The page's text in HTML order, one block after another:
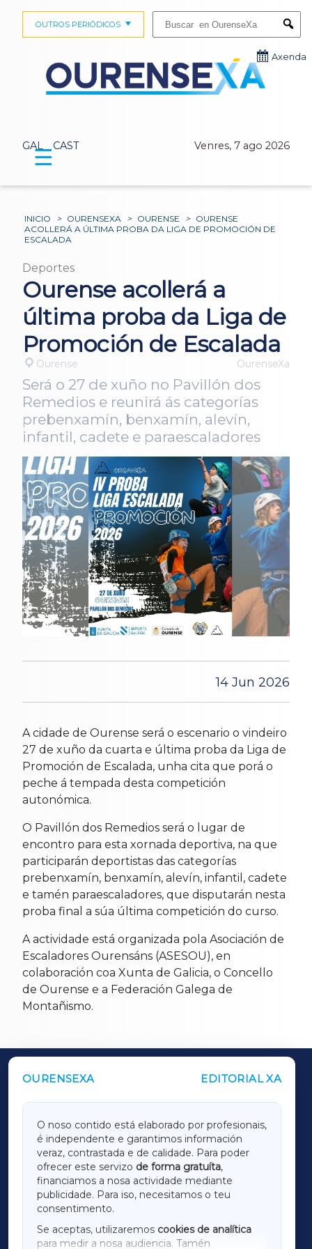
GAL CAST Venres, 7 ago 2026
OUTROS PERIÓDICOS
Axenda
☰
INICIO > OURENSEXA > OURENSE > OURENSE
ACOLLERÁ A ÚLTIMA PROBA DA LIGA DE PROMOCIÓN DE
ESCALADA
Deportes
Ourense acollerá a
última proba da Liga de
Promoción de Escalada
Ourense OurenseXa
Será o 27 de xuño no Pavillón dos
Remedios e reunirá ás categorías
prebenxamín, benxamín, alevín,
infantil, cadete e paraescaladores
14 Jun 2026
A cidade de Ourense será o escenario o vindeiro
27 de xuño da cuarta e última proba da Liga de
Promoción de Escalada, unha cita que porá o
peche á tempada desta competición
autonómica.
O Pavillón dos Remedios será o lugar de
encontro para esta xornada deportiva, na que
participarán deportistas das categorías
prebenxamín, benxamín, alevín, infantil, cadete
e tamén paraescaladores, que disputarán nesta
proba final a súa última competición do curso.
A actividade está organizada pola Asociación de
Escaladores Ourensáns (ASESOU), en
colaboración coa Xunta de Galicia, o Concello
de Ourense e a Federación Galega de
Montañismo.
OURENSEXA EDITORIAL XA
O noso contido está elaborado por profesionais,
é independente e garantimos información
veraz, contrastada e de calidade. Para poder
ofrecer este servizo de forma gratuíta,
financiamos a nosa actividade mediante
publicidade. Para iso, necesitamos o teu
consentimento.
Se aceptas, utilizaremos cookies de analítica
para medir a nosa audiencia. Tamén
OUTROS PERIÓDICOS
LUGOXA
TERRACHAXA